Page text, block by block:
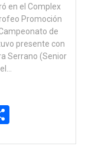
en el Complex
Promoción
de
presente con
Serrano (Senior